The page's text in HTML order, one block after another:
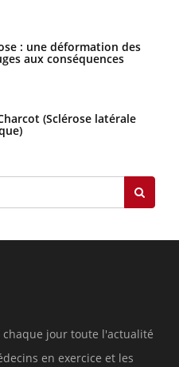
: une déformation des
aux conséquences
(Sclérose latérale
chaque jour toute l'actualité
en exercice et les